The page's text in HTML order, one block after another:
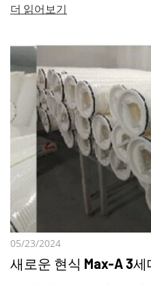
더 읽어보기
05/23/2024
새로운 현식 Max-A 3세